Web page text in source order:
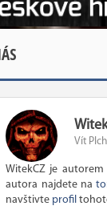
Vít
WitekCZ je autorem
autora najdete na
navštivte profil